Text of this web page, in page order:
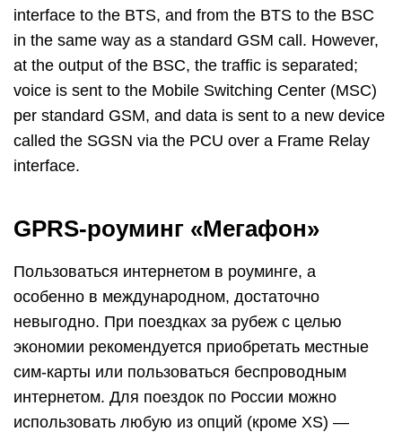
interface to the BTS, and from the BTS to the BSC
in the same way as a standard GSM call. However,
at the output of the BSC, the traffic is separated;
voice is sent to the Mobile Switching Center (MSC)
per standard GSM, and data is sent to a new device
called the SGSN via the PCU over a Frame Relay
interface.
GPRS-роуминг «Мегафон»
Пользоваться интернетом в роуминге, а
особенно в международном, достаточно
невыгодно. При поездках за рубеж с целью
экономии рекомендуется приобретать местные
сим-карты или пользоваться беспроводным
интернетом. Для поездок по России можно
использовать любую из опций (кроме XS) —